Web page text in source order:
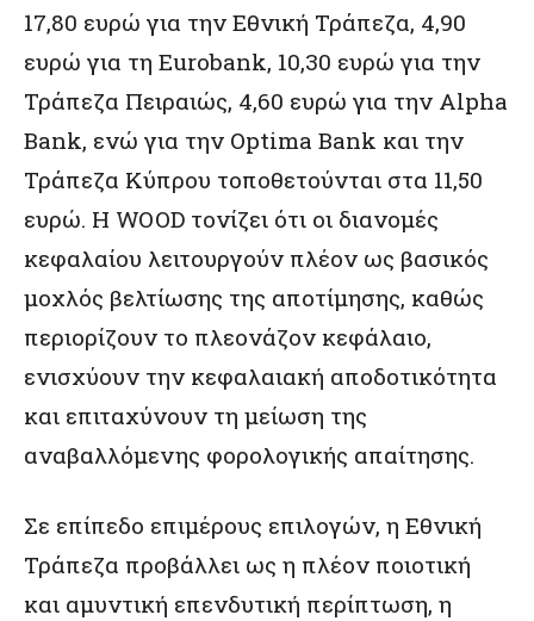
17,80 ευρώ για την Εθνική Τράπεζα, 4,90
ευρώ για τη Eurobank, 10,30 ευρώ για την
Τράπεζα Πειραιώς, 4,60 ευρώ για την Alpha
Bank, ενώ για την Optima Bank και την
Τράπεζα Κύπρου τοποθετούνται στα 11,50
ευρώ. Η WOOD τονίζει ότι οι διανομές
κεφαλαίου λειτουργούν πλέον ως βασικός
μοχλός βελτίωσης της αποτίμησης, καθώς
περιορίζουν το πλεονάζον κεφάλαιο,
ενισχύουν την κεφαλαιακή αποδοτικότητα
και επιταχύνουν τη μείωση της
αναβαλλόμενης φορολογικής απαίτησης.
Σε επίπεδο επιμέρους επιλογών, η Εθνική
Τράπεζα προβάλλει ως η πλέον ποιοτική
και αμυντική επενδυτική περίπτωση, η